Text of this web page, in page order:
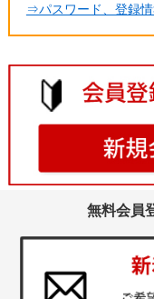
⇒パスワード、登録
無料会員